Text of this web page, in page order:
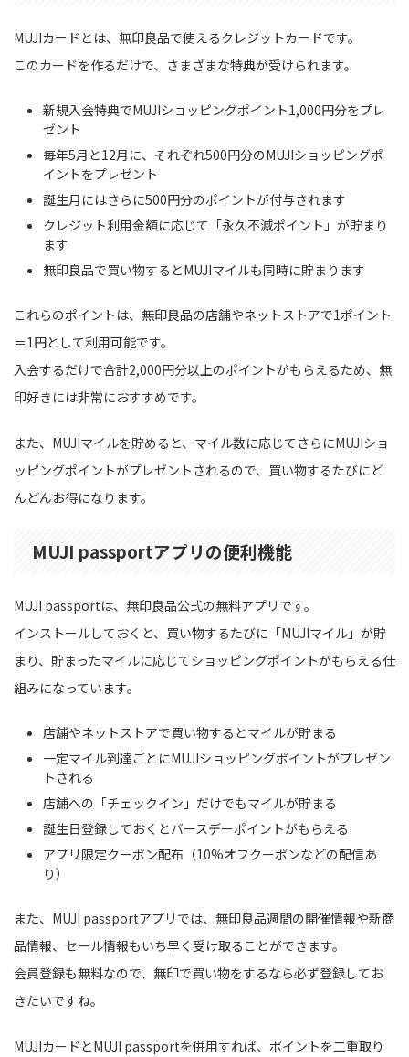
MUJIカードとは、無印良品で使えるクレジットカードです。
このカードを作るだけで、さまざまな特典が受けられます。
新規入会特典でMUJIショッピングポイント1,000円分をプレ
ゼント
毎年5月と12月に、それぞれ500円分のMUJIショッピングポ
イントをプレゼント
誕生月にはさらに500円分のポイントが付与されます
クレジット利用金額に応じて「永久不滅ポイント」が貯まり
ます
無印良品で買い物するとMUJIマイルも同時に貯まります
これらのポイントは、無印良品の店舗やネットストアで1ポイント
＝1円として利用可能です。
入会するだけで合計2,000円分以上のポイントがもらえるため、無
印好きには非常におすすめです。
また、MUJIマイルを貯めると、マイル数に応じてさらにMUJIショ
ッピングポイントがプレゼントされるので、買い物するたびにど
んどんお得になります。
MUJI passportアプリの便利機能
MUJI passportは、無印良品公式の無料アプリです。
インストールしておくと、買い物するたびに「MUJIマイル」が貯
まり、貯まったマイルに応じてショッピングポイントがもらえる仕
組みになっています。
店舗やネットストアで買い物するとマイルが貯まる
一定マイル到達ごとにMUJIショッピングポイントがプレゼン
トされる
店舗への「チェックイン」だけでもマイルが貯まる
誕生日登録しておくとバースデーポイントがもらえる
アプリ限定クーポン配布（10%オフクーポンなどの配信あ
り）
また、MUJI passportアプリでは、無印良品週間の開催情報や新商
品情報、セール情報もいち早く受け取ることができます。
会員登録も無料なので、無印で買い物をするなら必ず登録してお
きたいですね。
MUJIカードとMUJI passportを併用すれば、ポイントを二重取り